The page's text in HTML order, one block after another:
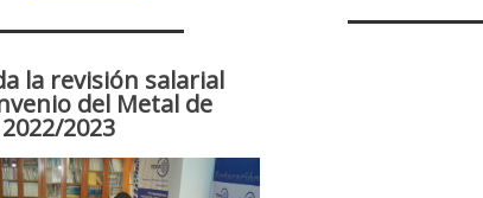
la revisión salarial
del Metal de
2023